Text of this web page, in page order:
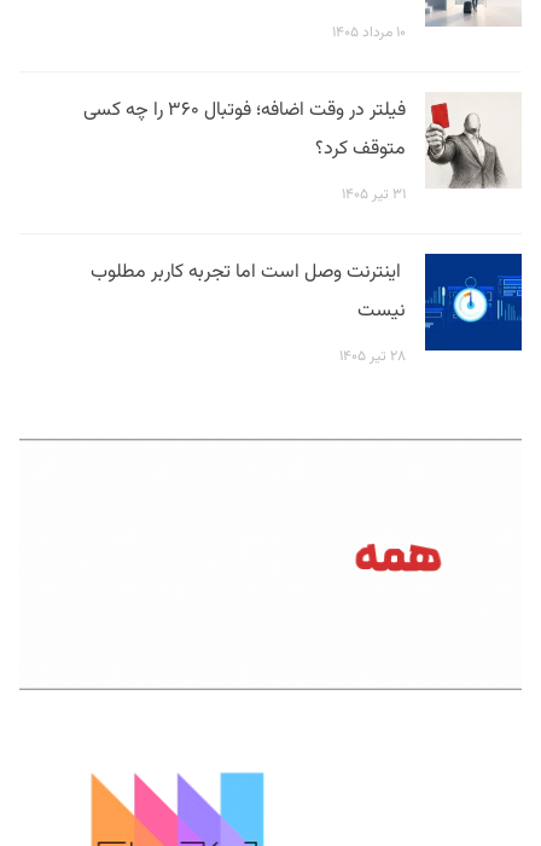
۱۰ مرداد ۱۴۰۵
فیلتر در وقت اضافه؛ فوتبال ۳۶۰ را چه کسی
متوقف کرد؟
۳۱ تیر ۱۴۰۵
اینترنت وصل است اما تجربه کاربر مطلوب
نیست
۲۸ تیر ۱۴۰۵